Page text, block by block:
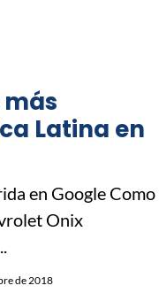
más
Latina en
en Google Como
Onix
de 2018